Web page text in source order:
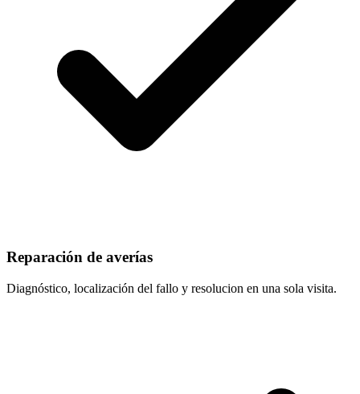
Reparación de averías
Diagnóstico, localización del fallo y resolucion en una sola visita.